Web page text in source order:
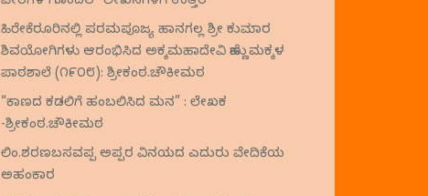
ಹಿರೇಕೆರೂರಿನಲ್ಲಿ ಪರಮಪೂಜ್ಯ ಹಾನಗಲ್ಲ ಶ್ರೀ ಕುಮಾರ
ಶಿವಯೋಗಿಗಳು ಆರಂಭಿಸಿದ ಅಕ್ಕಮಹಾದೇವಿ ಹೆಣ್ಣುಮಕ್ಕಳ
ಪಾಠಶಾಲೆ (೧೯೦೮): ಶ್ರೀಕಂಠ.ಚೌಕೀಮಠ
“ಕಾಣದ ಕಡಲಿಗೆ ಹಂಬಲಿಸಿದ ಮನ” : ಲೇಖಕ
-ಶ್ರೀಕಂಠ.ಚೌಕೀಮಠ
ಲಿಂ.ಶರಣಬಸವಪ್ಪ ಅಪ್ಪರ ವಿನಯದ ಎದುರು ವೇದಿಕೆಯ
ಅಹಂಕಾರ